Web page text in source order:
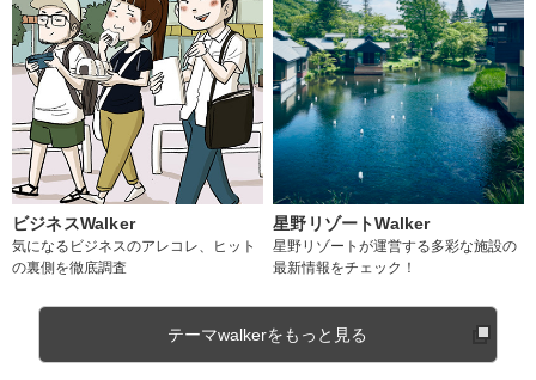
ビジネスWalker
気になるビジネスのアレコレ、ヒット
の裏側を徹底調査
星野リゾートWalker
星野リゾートが運営する多彩な施設の
最新情報をチェック！
テーマwalkerをもっと見る